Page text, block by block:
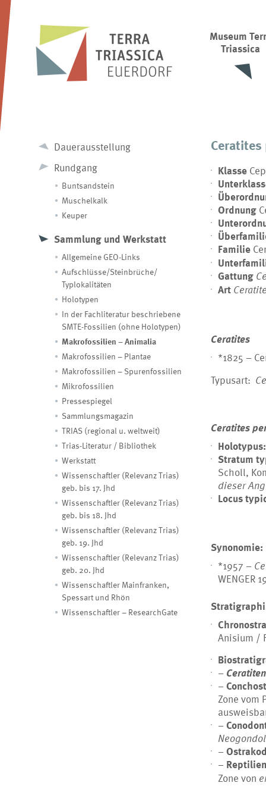
Museum
Triassica
Dauerausstellung
Rundgang
Buntsandstein
Muschelkalk
Keuper
Sammlung und Werkstatt
Allgemeine GEO-Links
Aufschlüsse/Steinbrüche/
Typlokalitäten
Holotypen
In der Fachliteratur beschriebene
SMTE-Fossilien (ohne Holotypen)
Makrofossilien – Animalia
Makrofossilien – Plantae
Makrofossilien – Spurenfossilien
Mikrofossilien
Pressespiegel
Sammlungsmagazin
TRIAS (regional u. weltweit)
Trias-Literatur / Bibliothek
Werkstatt
Wissenschaftler (Relevanz Trias)
geb. bis 17. Jhd
Wissenschaftler (Relevanz Trias)
geb. bis 18. Jhd
Wissenschaftler (Relevanz Trias)
geb. 19. Jhd
Wissenschaftler (Relevanz Trias)
geb. 20. Jhd
Wissenschaftler Mainfranken,
Spessart und Rhön
Wissenschaftler – ResearchGate
Ceratites
Klasse
Ordnung
Familie
Gattung
Art
Ceratites
*1825 –
Typusart:
Ceratites
Stratum
Scholl,
dieser
Locus
Synonomie:
*1957 –
WENGER
Anisium /
–
–
Zone vom
–
–
–Reptilien
Zone von